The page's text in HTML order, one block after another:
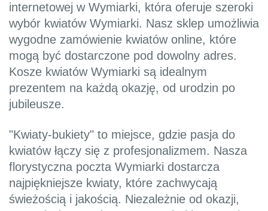
internetowej w Wymiarki, która oferuje szeroki
wybór kwiatów Wymiarki. Nasz sklep umożliwia
wygodne zamówienie kwiatów online, które
mogą być dostarczone pod dowolny adres.
Kosze kwiatów Wymiarki są idealnym
prezentem na każdą okazję, od urodzin po
jubileusze.
"Kwiaty-bukiety" to miejsce, gdzie pasja do
kwiatów łączy się z profesjonalizmem. Nasza
florystyczna poczta Wymiarki dostarcza
najpiękniejsze kwiaty, które zachwycają
świeżością i jakością. Niezależnie od okazji,